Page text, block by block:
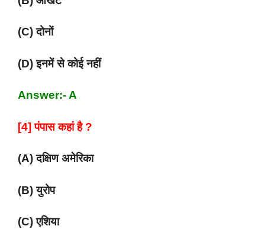
(C) दोनों
(D) इनमें से कोई नहीं
Answer:- A
[4] पंपास कहां है ?
(A) दक्षिण अमेरिका
(B) युरोप
(C) एशिया